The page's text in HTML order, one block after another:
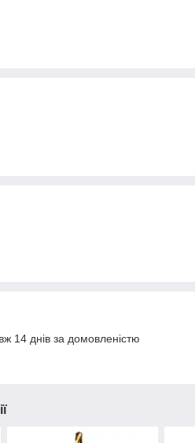
14 днів за домовленістю